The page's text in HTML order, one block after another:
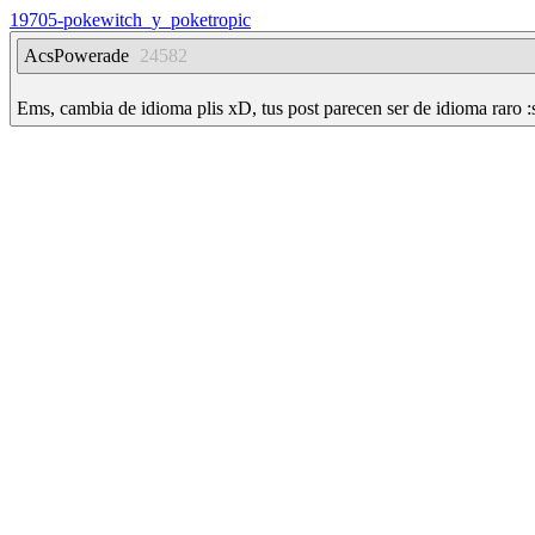
19705-pokewitch_y_poketropic
AcsPowerade 24582
Ems, cambia de idioma plis xD, tus post parecen ser de idioma raro